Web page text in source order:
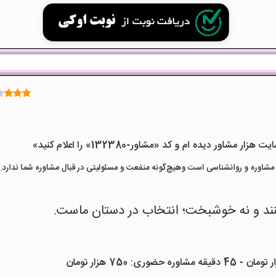
دیده ام و کد «مشاور-132380» را اعلام کنید»
و روانشناسی است وهیچ‌گونه منفعت و مسئولیتی در قبال مشاوره شما ندارد.
و نه خوشبخت؛ انتخاب در دستان ماست.